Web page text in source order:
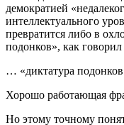
демократией
интеллектуального
превратится либо в
подонков», как
… «диктатура
Хорошо работающая
Но этому точному